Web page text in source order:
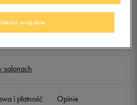
dostępny, otrzymasz od nas powiadomienie.
salonach
i płatność Opinie
wszystkie